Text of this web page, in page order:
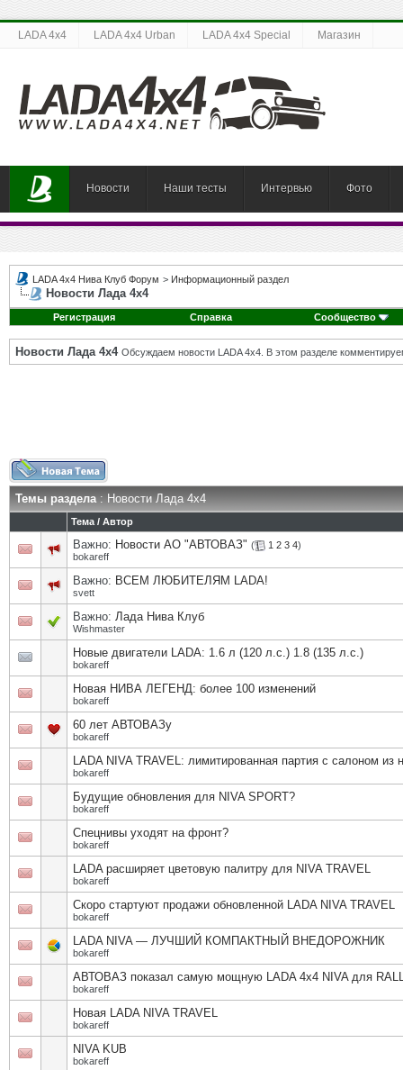
LADA 4x4 LADA 4x4 Urban LADA 4x4 Special Магазин
Новости Наши тесты Интервью Фото
LADA 4x4 Нива Клуб Форум > Информационный раздел
Новости Лада 4х4
Регистрация Справка Сообщество
Новости Лада 4х4 Обсуждаем новости LADA 4x4. В этом разделе
Темы раздела: Новости Лада 4х4
Тема / Автор
Важно: Новости АО "АВТОВАЗ" ( 1 2 3 4)
bokareff
Важно: ВСЕМ ЛЮБИТЕЛЯМ LADA!
svett
Важно: Лада Нива Клуб
Wishmaster
Новые двигатели LADA: 1.6 л (120 л.с.) 1.8 (135 л.с.)
bokareff
Новая НИВА ЛЕГЕНД: более 100 изменений
bokareff
60 лет АВТОВАЗу
bokareff
LADA NIVA TRAVEL: лимитированная партия с салоном из
bokareff
Будущие обновления для NIVA SPORT?
bokareff
Спецнивы уходят на фронт?
bokareff
LADA расширяет цветовую палитру для NIVA TRAVEL
bokareff
Скоро стартуют продажи обновленной LADA NIVA TRAVEL
bokareff
LADA NIVA — ЛУЧШИЙ КОМПАКТНЫЙ ВНЕДОРОЖНИК
bokareff
АВТОВАЗ показал самую мощную LADA 4x4 NIVA для
bokareff
Новая LADA NIVA TRAVEL
bokareff
NIVA KUB
bokareff